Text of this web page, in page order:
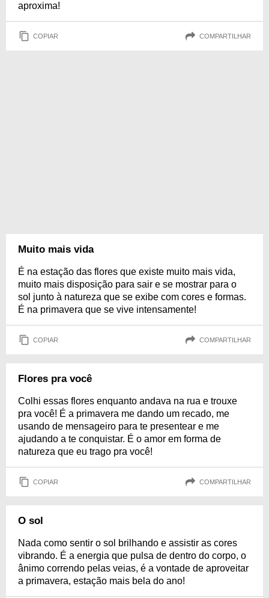
aproxima!
COPIAR COMPARTILHAR
Muito mais vida
É na estação das flores que existe muito mais vida,
muito mais disposição para sair e se mostrar para o
sol junto à natureza que se exibe com cores e formas.
É na primavera que se vive intensamente!
COPIAR COMPARTILHAR
Flores pra você
Colhi essas flores enquanto andava na rua e trouxe
pra você! É a primavera me dando um recado, me
usando de mensageiro para te presentear e me
ajudando a te conquistar. É o amor em forma de
natureza que eu trago pra você!
COPIAR COMPARTILHAR
O sol
Nada como sentir o sol brilhando e assistir as cores
vibrando. É a energia que pulsa de dentro do corpo, o
ânimo correndo pelas veias, é a vontade de aproveitar
a primavera, estação mais bela do ano!